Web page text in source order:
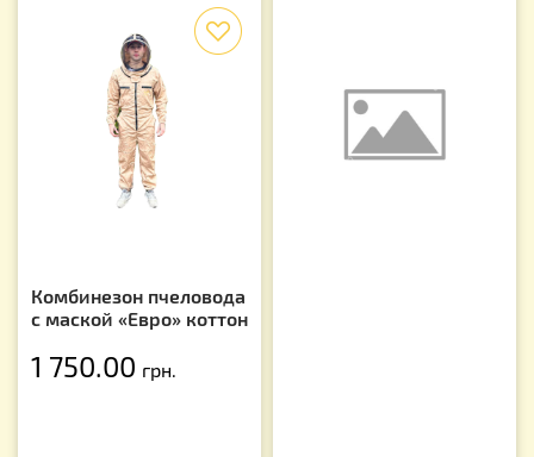
Комбинезон пчеловода
с маской «Евро» коттон
1 750.00 грн.